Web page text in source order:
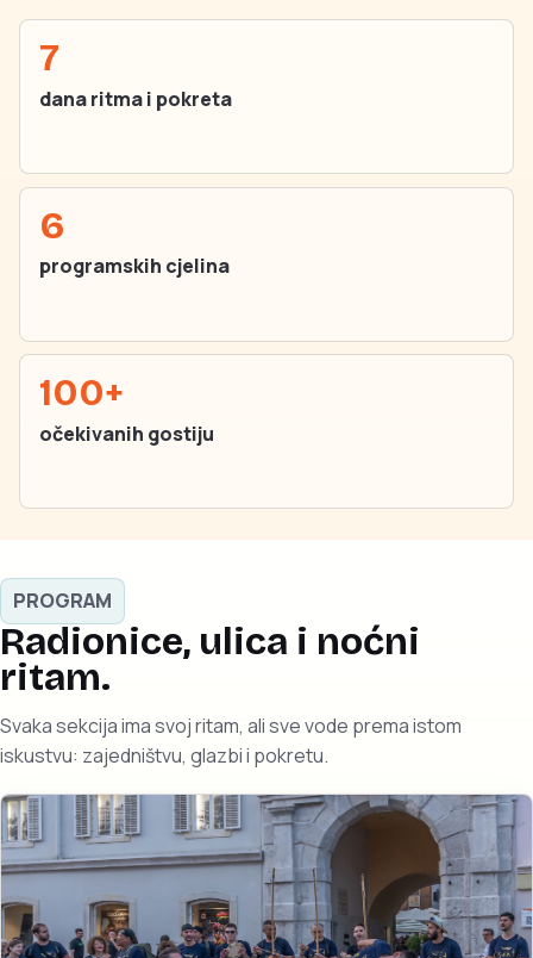
7
dana ritma i pokreta
6
programskih cjelina
100+
očekivanih gostiju
PROGRAM
Radionice, ulica i noćni
ritam.
Svaka sekcija ima svoj ritam, ali sve vode prema istom
iskustvu: zajedništvu, glazbi i pokretu.